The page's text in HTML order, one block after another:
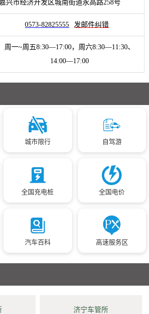
嘉兴市经济开发区城南街道永高路258号
0573-82825555 发邮件纠错
周一~周五8:30—17:00，周六8:30—11:30、
14:00—17:00
城市限行 自驾游
全国充电桩 全国电价
汽车百科 高速服务区
济宁车管所